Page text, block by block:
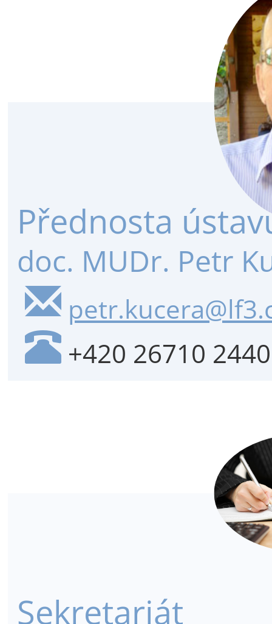
Přednosta
doc. MUDr. Petr
+420 26710 2440
Sekretariát